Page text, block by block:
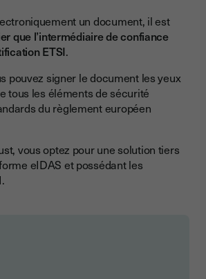
un document, il est
que l’intermédiaire de confiance
ETSI.
pouvez signer le document les yeux
tous les éléments de sécurité
du règlement européen
vous optez pour une solution tiers
eIDAS et possédant les